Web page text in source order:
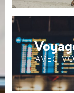
AVEC